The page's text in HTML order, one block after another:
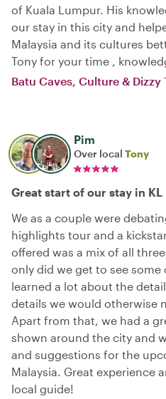
of Kuala Lumpur. His
our stay in this city and
Malaysia and its cultures
Tony for your time ,
Batu Caves, Culture & Dizzy
Pim
Over local Tony
Great start of our stay in KL
We as a couple were
highlights tour and a
offered was a mix of all
only did we get to see some
learned a lot about the
details we would otherwise
Apart from that, we had a
shown around the city and
and suggestions for the
Malaysia. Great experience
local guide!